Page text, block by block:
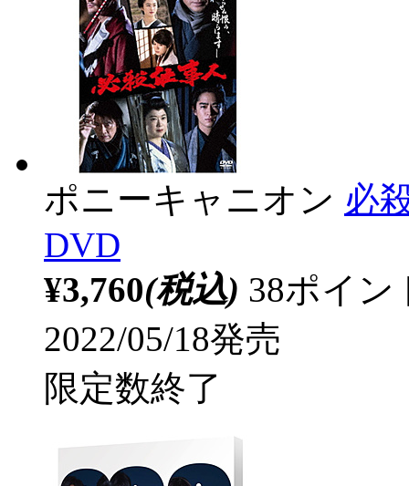
ポニーキャニオン 必
DVD
¥3,760(税込) 38ポイ
2022/05/18発売
限定数終了